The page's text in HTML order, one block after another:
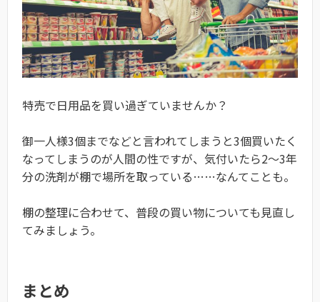
特売で日用品を買い過ぎていませんか？
御一人様3個までなどと言われてしまうと3個買いたく
なってしまうのが人間の性ですが、気付いたら2～3年
分の洗剤が棚で場所を取っている……なんてことも。
棚の整理に合わせて、普段の買い物についても見直し
てみましょう。
まとめ